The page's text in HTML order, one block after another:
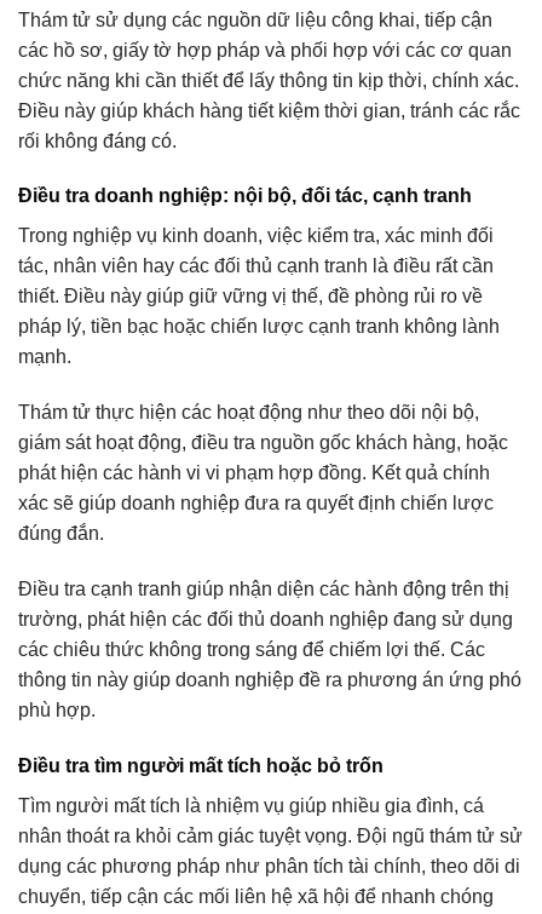
Thám tử sử dụng các nguồn dữ liệu công khai, tiếp cận
các hồ sơ, giấy tờ hợp pháp và phối hợp với các cơ quan
chức năng khi cần thiết để lấy thông tin kịp thời, chính xác.
Điều này giúp khách hàng tiết kiệm thời gian, tránh các rắc
rối không đáng có.
Điều tra doanh nghiệp: nội bộ, đối tác, cạnh tranh
Trong nghiệp vụ kinh doanh, việc kiểm tra, xác minh đối
tác, nhân viên hay các đối thủ cạnh tranh là điều rất cần
thiết. Điều này giúp giữ vững vị thế, đề phòng rủi ro về
pháp lý, tiền bạc hoặc chiến lược cạnh tranh không lành
mạnh.
Thám tử thực hiện các hoạt động như theo dõi nội bộ,
giám sát hoạt động, điều tra nguồn gốc khách hàng, hoặc
phát hiện các hành vi vi phạm hợp đồng. Kết quả chính
xác sẽ giúp doanh nghiệp đưa ra quyết định chiến lược
đúng đắn.
Điều tra cạnh tranh giúp nhận diện các hành động trên thị
trường, phát hiện các đối thủ doanh nghiệp đang sử dụng
các chiêu thức không trong sáng để chiếm lợi thế. Các
thông tin này giúp doanh nghiệp đề ra phương án ứng phó
phù hợp.
Điều tra tìm người mất tích hoặc bỏ trốn
Tìm người mất tích là nhiệm vụ giúp nhiều gia đình, cá
nhân thoát ra khỏi cảm giác tuyệt vọng. Đội ngũ thám tử sử
dụng các phương pháp như phân tích tài chính, theo dõi di
chuyển, tiếp cận các mối liên hệ xã hội để nhanh chóng